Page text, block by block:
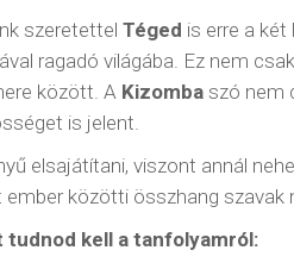
szeretettel Téged is erre a
ragadó világába. Ez nem
között. A Kizomba szó nem
is jelent.
elsajátítani, viszont annál
ember közötti összhang szavak
tudnod kell a tanfolyamról: